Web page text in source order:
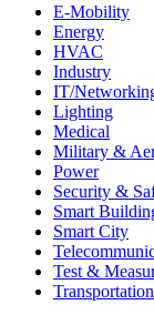
E-Mobility
Energy
HVAC
Industry
IT/
Lighting
Medical
Military &
Power
Security &
Smart
Smart City
Test &
Transportation